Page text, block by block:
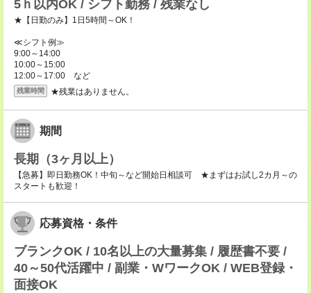
5ｈ以内OK / シフト勤務 / 残業なし
★【日勤のみ】1日5時間～OK！
≪シフト例≫
9:00～14:00
10:00～15:00
12:00～17:00 など
残業時間 ★残業はありません。
期間
長期（3ヶ月以上）
【急募】即日勤務OK！中旬～など開始日相談可 ★まずはお試し2カ月～の
スタートも歓迎！
応募資格・条件
ブランクOK / 10名以上の大量募集 / 履歴書不要 /
40～50代活躍中 / 副業・WワークOK / WEB登録・
面接OK